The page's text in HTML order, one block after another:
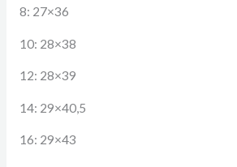
8: 27×36
10: 28×38
12: 28×39
14: 29×40,5
16: 29×43